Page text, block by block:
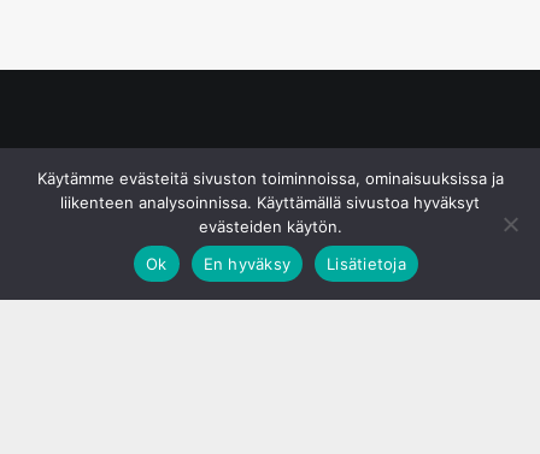
Käytämme evästeitä sivuston toiminnoissa, ominaisuuksissa ja
liikenteen analysoinnissa. Käyttämällä sivustoa hyväksyt
evästeiden käytön.
Ok
En hyväksy Lisätietoja